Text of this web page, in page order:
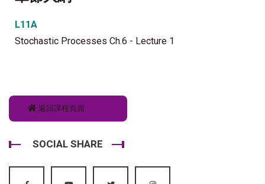
L11A
Stochastic Processes Ch.6 - Lecture 1
返回課程頁面
SOCIAL SHARE